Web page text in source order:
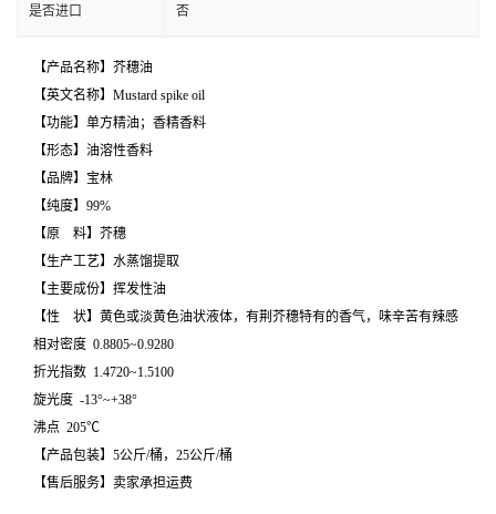
是否进口 否
【产品名称】芥穗油
【英文名称】Mustard spike oil
【功能】单方精油；香精香料
【形态】油溶性香料
【品牌】宝林
【纯度】99%
【原 料】芥穗
【生产工艺】水蒸馏提取
【主要成份】挥发性油
【性 状】黄色或淡黄色油状液体，有荆芥穗特有的香气，味辛苦有辣感
相对密度 0.8805~0.9280
折光指数 1.4720~1.5100
旋光度 -13°~+38°
沸点 205℃
【产品包装】5公斤/桶，25公斤/桶
【售后服务】卖家承担运费